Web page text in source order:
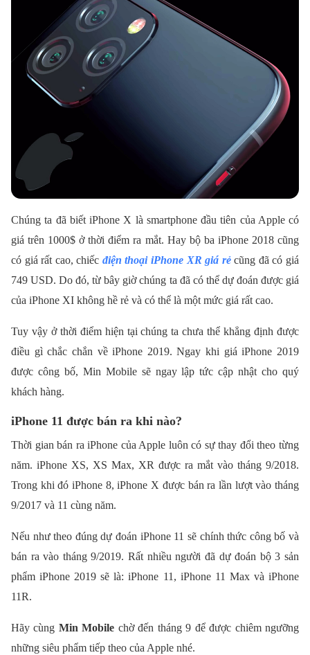
Chúng ta đã biết iPhone X là smartphone đầu tiên của Apple có
giá trên 1000$ ở thời điểm ra mắt. Hay bộ ba iPhone 2018 cũng
có giá rất cao, chiếc điện thoại iPhone XR giá rẻ cũng đã có giá
749 USD. Do đó, từ bây giờ chúng ta đã có thể dự đoán được giá
của iPhone XI không hề rẻ và có thể là một mức giá rất cao.
Tuy vậy ở thời điểm hiện tại chúng ta chưa thể khẳng định được
điều gì chắc chắn về iPhone 2019. Ngay khi giá iPhone 2019
được công bố, Min Mobile sẽ ngay lập tức cập nhật cho quý
khách hàng.
iPhone 11 được bán ra khi nào?
Thời gian bán ra iPhone của Apple luôn có sự thay đổi theo từng
năm. iPhone XS, XS Max, XR được ra mắt vào tháng 9/2018.
Trong khi đó iPhone 8, iPhone X được bán ra lần lượt vào tháng
9/2017 và 11 cùng năm.
Nếu như theo đúng dự đoán iPhone 11 sẽ chính thức công bố và
bán ra vào tháng 9/2019. Rất nhiều người đã dự đoán bộ 3 sản
phẩm iPhone 2019 sẽ là: iPhone 11, iPhone 11 Max và iPhone
11R.
Hãy cùng Min Mobile chờ đến tháng 9 để được chiêm ngưỡng
những siêu phẩm tiếp theo của Apple nhé.